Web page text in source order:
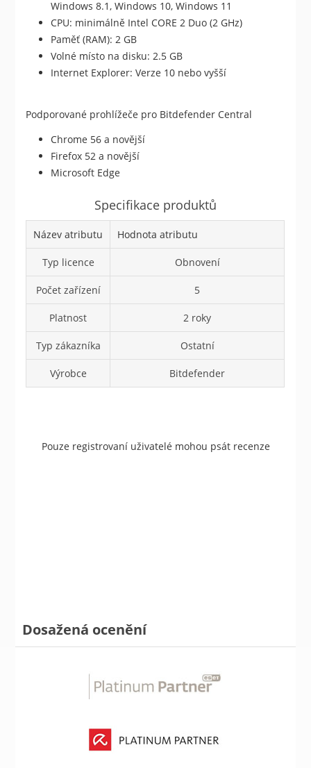
Windows 8.1, Windows 10, Windows 11
CPU: minimálně Intel CORE 2 Duo (2 GHz)
Paměť (RAM): 2 GB
Volné místo na disku: 2.5 GB
Internet Explorer: Verze 10 nebo vyšší
Podporované prohlížeče pro Bitdefender Central
Chrome 56 a novější
Firefox 52 a novější
Microsoft Edge
Specifikace produktů
Název atributu Hodnota atributu
Typ licence Obnovení
Počet zařízení 5
Platnost 2 roky
Typ zákazníka Ostatní
Výrobce Bitdefender
Pouze registrovaní uživatelé mohou psát recenze
Dosažená ocenění